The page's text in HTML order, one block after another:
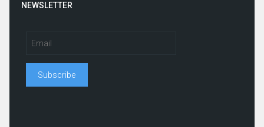
NEWSLETTER